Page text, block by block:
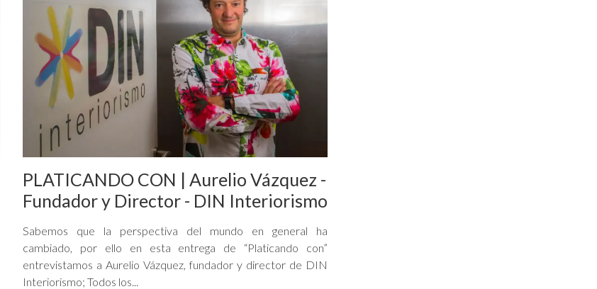
PLATICANDO CON | Aurelio Vázquez -
Fundador y Director - DIN Interiorismo
Sabemos que la perspectiva del mundo en general ha
cambiado, por ello en esta entrega de “Platicando con”
entrevistamos a Aurelio Vázquez, fundador y director de DIN
Interiorismo; Todos los...